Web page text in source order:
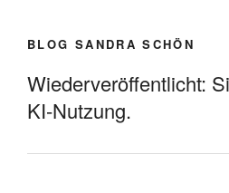
BLOG SANDRA SCHÖN
Wiederveröffentlicht:
KI-Nutzung.